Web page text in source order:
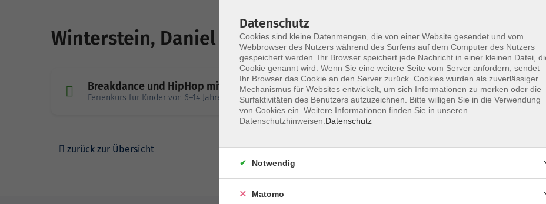
Winterstein, Daniel
Breakdance und HipHop mit dem Weltmeister
Ferienkurs für Kinder von 6–14 Jahren
Mo.
Bad
zurück zur Übersicht
Datenschutz
Cookies sind kleine Datenmengen, die von einer Website gesendet und vom
Webbrowser des Nutzers während des Surfens auf dem Computer des Nutzers
gespeichert werden. Ihr Browser speichert jede Nachricht in einer kleinen Datei,
Cookie genannt wird. Wenn Sie eine weitere Seite vom Server anfordern, sendet
Ihr Browser das Cookie an den Server zurück. Cookies wurden als zuverlässiger
Mechanismus für Websites entwickelt, um sich Informationen zu merken oder die
Surfaktivitäten des Benutzers aufzuzeichnen. Bitte willigen Sie in die Verwendung
von Cookies ein. Weitere Informationen finden Sie in unseren
Datenschutzhinweisen. Datenschutz
Notwendig
Matomo